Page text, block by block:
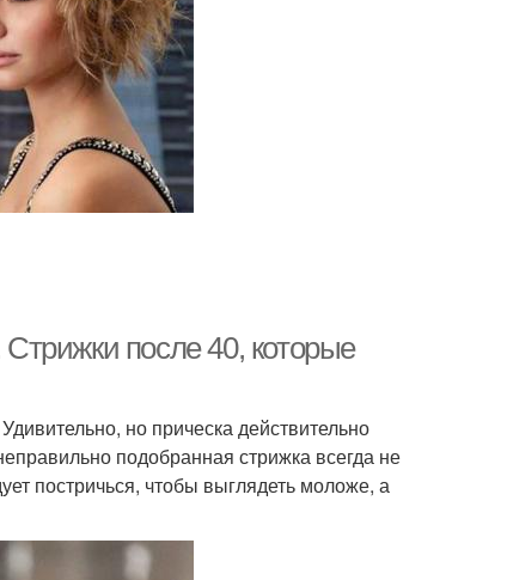
после 40, которые
но прическа действительно
подобранная стрижка всегда не
постричься, чтобы выглядеть моложе, а